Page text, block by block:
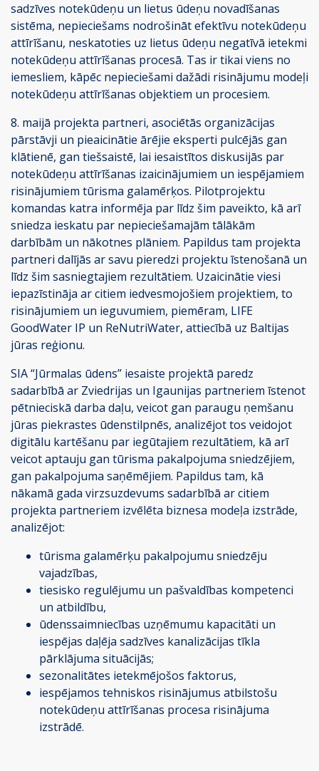
sadzīves notekūdeņu un lietus ūdeņu novadīšanas
sistēma, nepieciešams nodrošināt efektīvu notekūdeņu
attīrīšanu, neskatoties uz lietus ūdeņu negatīvā ietekmi
notekūdeņu attīrīšanas procesā. Tas ir tikai viens no
iemesliem, kāpēc nepieciešami dažādi risinājumu modeļi
notekūdeņu attīrīšanas objektiem un procesiem.
8. maijā projekta partneri, asociētās organizācijas
pārstāvji un pieaicinātie ārējie eksperti pulcējās gan
klātienē, gan tiešsaistē, lai iesaistītos diskusijās par
notekūdeņu attīrīšanas izaicinājumiem un iespējamiem
risinājumiem tūrisma galamērķos. Pilotprojektu
komandas katra informēja par līdz šim paveikto, kā arī
sniedza ieskatu par nepieciešamajām tālākām
darbībām un nākotnes plāniem. Papildus tam projekta
partneri dalījās ar savu pieredzi projektu īstenošanā un
līdz šim sasniegtajiem rezultātiem. Uzaicinātie viesi
iepazīstināja ar citiem iedvesmojošiem projektiem, to
risinājumiem un ieguvumiem, piemēram, LIFE
GoodWater IP un ReNutriWater, attiecībā uz Baltijas
jūras reģionu.
SIA “Jūrmalas ūdens” iesaiste projektā paredz
sadarbībā ar Zviedrijas un Igaunijas partneriem īstenot
pētnieciskā darba daļu, veicot gan paraugu ņemšanu
jūras piekrastes ūdenstilpnēs, analizējot tos veidojot
digitālu kartēšanu par iegūtajiem rezultātiem, kā arī
veicot aptauju gan tūrisma pakalpojuma sniedzējiem,
gan pakalpojuma saņēmējiem. Papildus tam, kā
nākamā gada virzsuzdevums sadarbībā ar citiem
projekta partneriem izvēlēta biznesa modeļa izstrāde,
analizējot:
tūrisma galamērķu pakalpojumu sniedzēju
vajadzības,
tiesisko regulējumu un pašvaldības kompetenci
un atbildību,
ūdenssaimniecības uzņēmumu kapacitāti un
iespējas daļēja sadzīves kanalizācijas tīkla
pārklājuma situācijās;
sezonalitātes ietekmējošos faktorus,
iespējamos tehniskos risinājumus atbilstošu
notekūdeņu attīrīšanas procesa risinājuma
izstrādē.